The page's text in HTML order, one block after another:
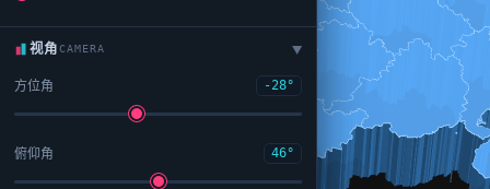
视角CAMERA ▶
方位角 -28°
俯仰角 46°